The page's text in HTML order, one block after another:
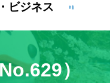
ビジネス
）